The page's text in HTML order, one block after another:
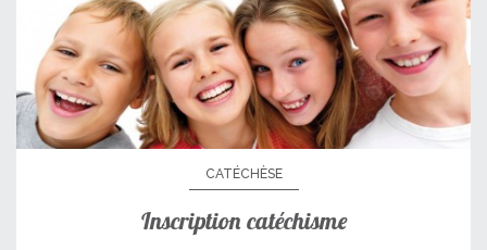
CATÉCHÈSE
Inscription catéchisme